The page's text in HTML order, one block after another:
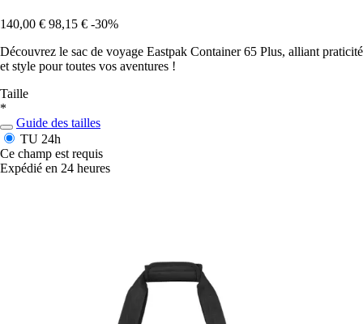
140,00 € 98,15 € -30%
Découvrez le sac de voyage Eastpak Container 65 Plus, alliant praticité
et style pour toutes vos aventures !
Taille
*
Guide des tailles
TU 24h
Ce champ est requis
Expédié en 24 heures